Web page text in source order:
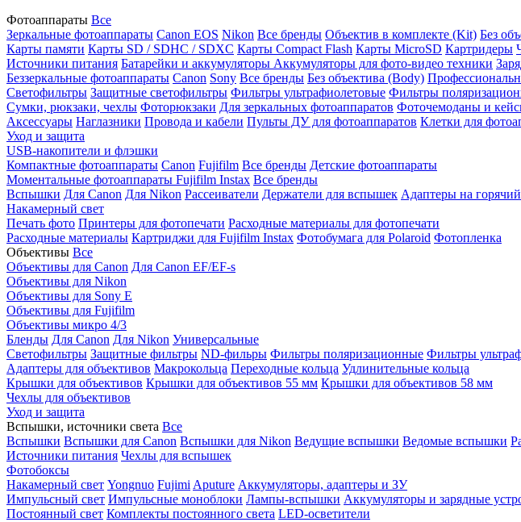
Фотоаппараты Все
Зеркальные фотоаппараты Canon EOS Nikon Все бренды Объектив в комплекте (Kit) Без
Карты памяти Карты SD / SDHC / SDXC Карты Compact Flash Карты MicroSD Картридеры
Источники питания Батарейки и аккумуляторы Аккумуляторы для фото-видео техники
Беззеркальные фотоаппараты Canon Sony Все бренды Без объектива (Body)
Светофильтры Защитные светофильтры Фильтры ультрафиолетовые Фильтры
Сумки, рюкзаки, чехлы Фоторюкзаки Для зеркальных фотоаппаратов Фоточемоданы и
Аксессуары Наглазники Провода и кабели Пульты ДУ для фотоаппаратов Клетки для
Уход и защита
USB-накопители и флэшки
Компактные фотоаппараты Canon Fujifilm Все бренды Детские фотоаппараты
Моментальные фотоаппараты Fujifilm Instax Все бренды
Вспышки Для Canon Для Nikon Рассеиватели Держатели для вспышек Адаптеры на
Накамерный свет
Печать фото Принтеры для фотопечати Расходные материалы для фотопечати
Расходные материалы Картриджи для Fujifilm Instax Фотобумага для Polaroid Фотопленка
Объективы Все
Объективы для Canon Для Canon EF/EF-s
Объективы для Nikon
Объективы для Sony E
Объективы для Fujifilm
Объективы микро 4/3
Бленды Для Canon Для Nikon Универсальные
Светофильтры Защитные фильтры ND-фильры Фильтры поляризационные Фильтры
Адаптеры для объективов Макрокольца Переходные кольца Удлинительные кольца
Крышки для объективов Крышки для объективов 55 мм Крышки для объективов 58 мм
Чехлы для объективов
Уход и защита
Вспышки, источники света Все
Вспышки Вспышки для Canon Вспышки для Nikon Ведущие вспышки Ведомые вспышки
Источники питания Чехлы для вспышек
Фотобоксы
Накамерный свет Yongnuo Fujimi Aputure Аккумуляторы, адаптеры и ЗУ
Импульсный свет Импульсные моноблоки Лампы-вспышки Аккумуляторы и зарядные
Постоянный свет Комплекты постоянного света LED-осветители